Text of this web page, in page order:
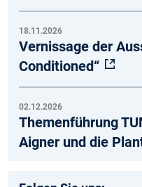
18.11.2026
Vernissage der
Conditioned“
02.12.2026
Themenführung
Aigner und die